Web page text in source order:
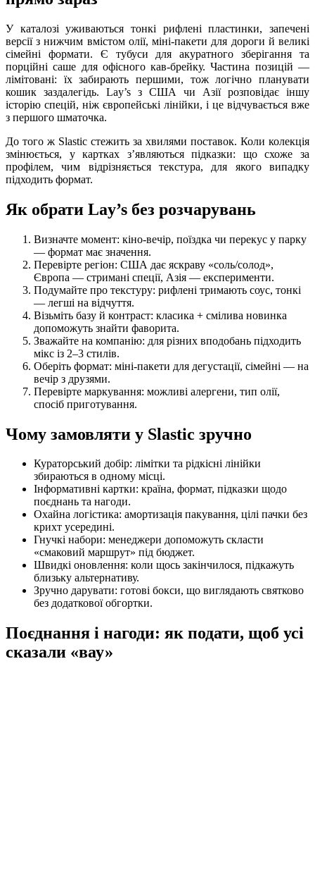
У каталозі уживаються тонкі рифлені пластинки, запечені
версії з нижчим вмістом олії, міні-пакети для дороги й великі
сімейні формати. Є тубуси для акуратного зберігання та
порційні саше для офісного кав-брейку. Частина позицій —
лімітовані: їх забирають першими, тож логічно планувати
кошик заздалегідь. Lay’s з США чи Азії розповідає іншу
історію спецій, ніж європейські лінійки, і це відчувається вже
з першого шматочка.
До того ж Slastic стежить за хвилями поставок. Коли колекція
змінюється, у картках з’являються підказки: що схоже за
профілем, чим відрізняється текстура, для якого випадку
підходить формат.
Як обрати Lay’s без розчарувань
Визначте момент: кіно-вечір, поїздка чи перекус у парку
— формат має значення.
Перевірте регіон: США дає яскраву «соль/солод»,
Європа — стримані спеції, Азія — експерименти.
Подумайте про текстуру: рифлені тримають соус, тонкі
— легші на відчуття.
Візьміть базу й контраст: класика + смілива новинка
допоможуть знайти фаворита.
Зважайте на компанію: для різних вподобань підходить
мікс із 2–3 стилів.
Оберіть формат: міні-пакети для дегустації, сімейні — на
вечір з друзями.
Перевірте маркування: можливі алергени, тип олії,
спосіб приготування.
Чому замовляти у Slastic зручно
Кураторський добір: лімітки та рідкісні лінійки
збираються в одному місці.
Інформативні картки: країна, формат, підказки щодо
поєднань та нагоди.
Охайна логістика: амортизація пакування, цілі пачки без
крихт усередині.
Гнучкі набори: менеджери допоможуть скласти
«смаковий маршрут» під бюджет.
Швидкі оновлення: коли щось закінчилося, підкажуть
близьку альтернативу.
Зручно дарувати: готові бокси, що виглядають святково
без додаткової обгортки.
Поєднання і нагоди: як подати, щоб усі
сказали «вау»